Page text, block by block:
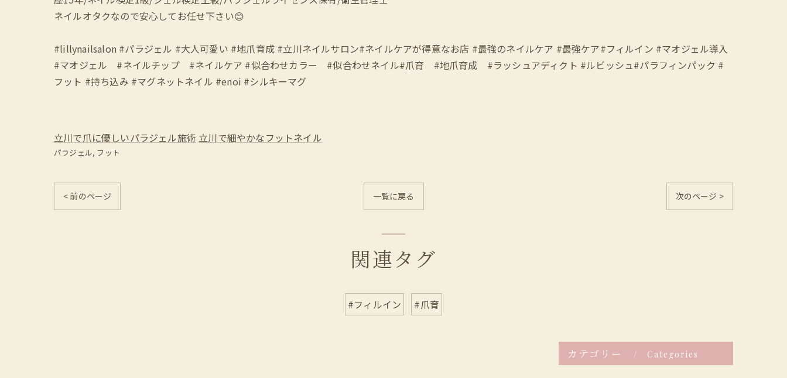
ネイルオタクなので安心してお任せ下さい😊
#lillynailsalon #パラジェル #大人可愛い #地爪育成 #立川ネイルサロン#ネイルケアが得意なお店 #最強のネイルケア #最強ケア#フィルイン #マオジェル導入
#マオジェル #ネイルチップ #ネイルケア #似合わせカラー #似合わせネイル#爪育 #地爪育成 #ラッシュアディクト #ルビッシュ#パラフィンパック #
フット #持ち込み #マグネットネイル #enoi #シルキーマグ
立川で爪に優しいパラジェル施術 立川で細やかなフットネイル
パラジェル フット
< 前のページ 一覧に戻る 次のページ >
関連タグ
#フィルイン #爪育
カテゴリー Categories